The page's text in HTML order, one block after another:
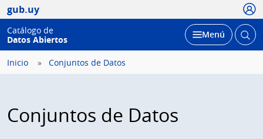
gub.uy
Catálogo de
Datos Abiertos
Desplegar
Menú Abrir
Inicio Conjuntos de Datos
Conjuntos de Datos